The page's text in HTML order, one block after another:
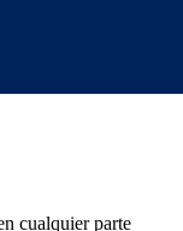
cualquier parte